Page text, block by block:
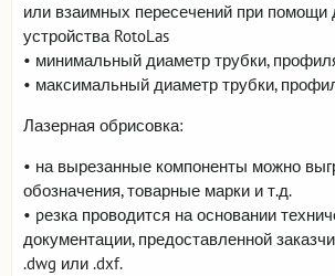
или взаимных пересечений при помощи
устройства RotoLas
• минимальный диаметр трубки,
• максимальный диаметр трубки,
Лазерная обрисовка:
• на вырезанные компоненты можно
обозначения, товарные марки и т.д.
• pезка проводится на основании
документации, предоставленной
.dwg или .dxf.